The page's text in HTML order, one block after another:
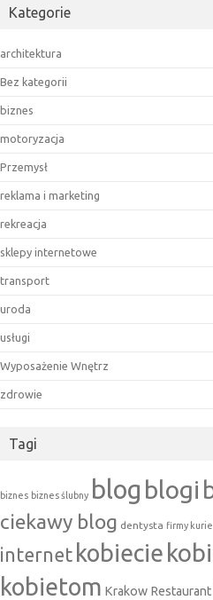
Kategorie
architektura
Bez kategorii
biznes
motoryzacja
Przemysł
reklama i marketing
rekreacja
sklepy internetowe
transport
uroda
usługi
Wyposażenie Wnętrz
zdrowie
Tagi
biznes biznes ślubny blog blogi
ciekawy blog dentysta firmy
internet kobiecie
kobietom Krakow Restaurant